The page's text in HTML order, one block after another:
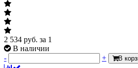
2 534 руб. за 1
В наличии
-
+ В